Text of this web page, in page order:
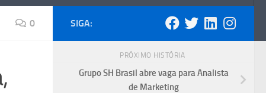
0 SIGA:
PRÓXIMO HISTÓRIA
Grupo SH Brasil abre vaga para Analista
de Marketing